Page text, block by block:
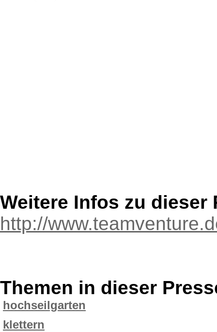
Weitere Infos zu dieser
http://
Themen in dieser
hochseilgarten
klettern